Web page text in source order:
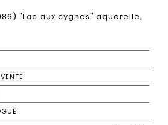
"Lac aux cygnes" aquarelle,